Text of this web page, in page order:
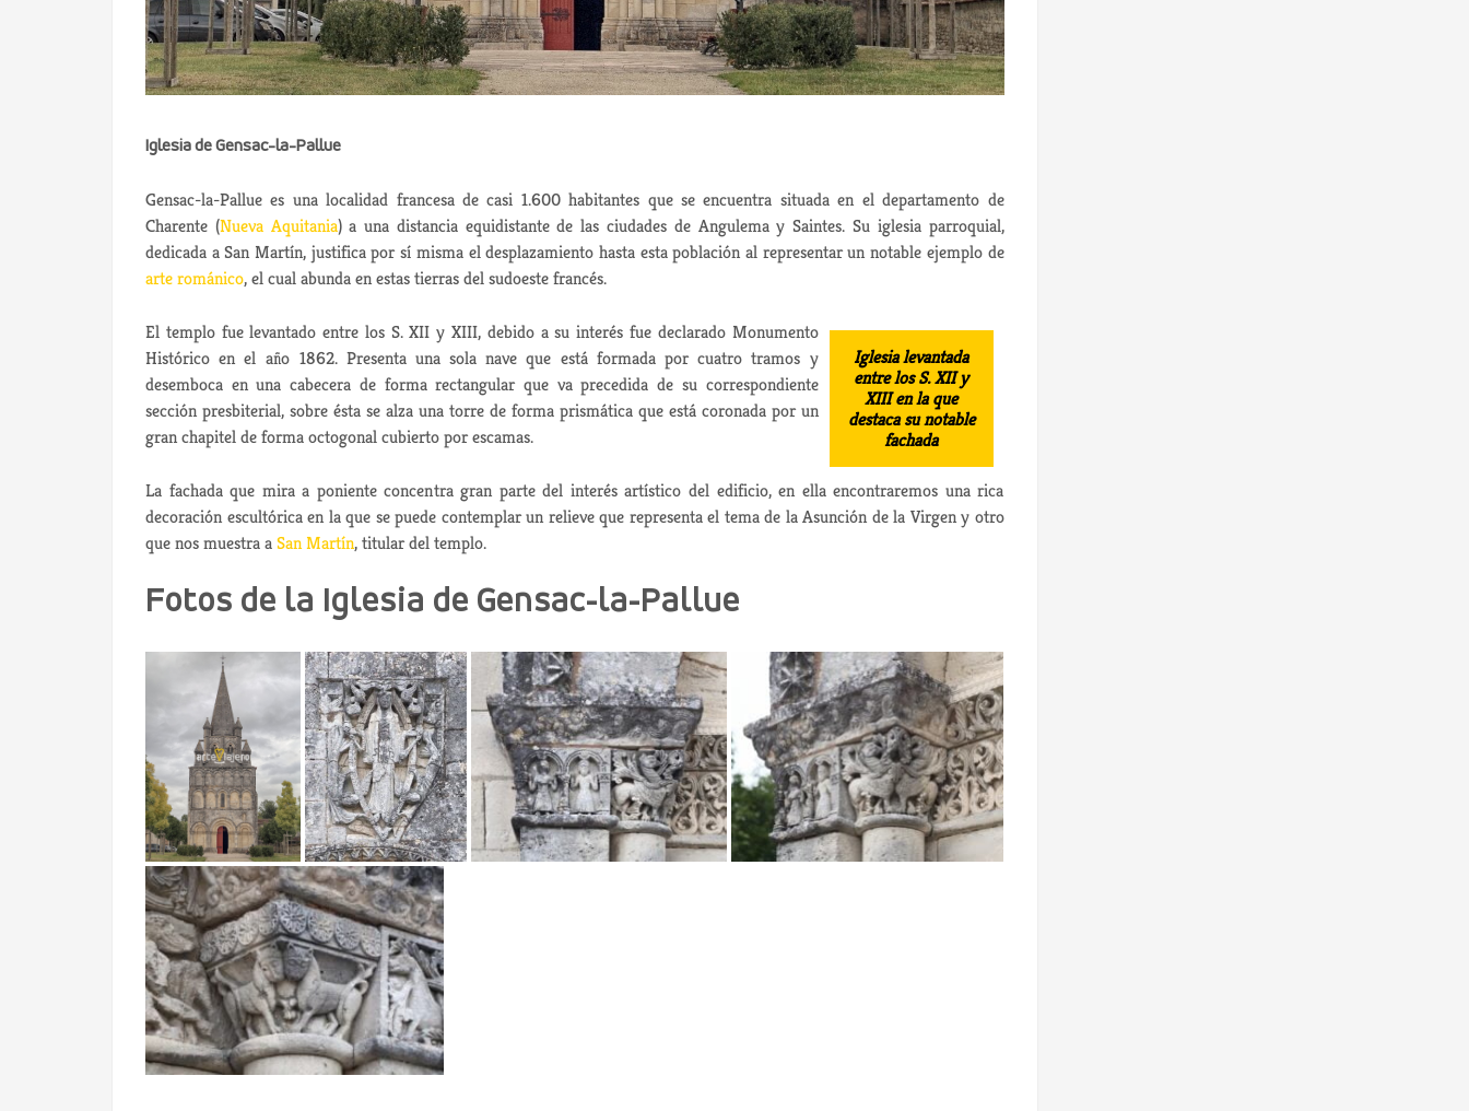
Iglesia de Gensac-la-Pallue
Gensac-la-Pallue es una localidad francesa de casi 1.600 habitantes que se encuentra situada en el departamento de
Charente (Nueva Aquitania) a una distancia equidistante de las ciudades de Angulema y Saintes. Su iglesia parroquial,
dedicada a San Martín, justifica por sí misma el desplazamiento hasta esta población al representar un notable ejemplo de
arte románico, el cual abunda en estas tierras del sudoeste francés.
El templo fue levantado entre los S. XII y XIII,
Iglesia levantada
entre los S. XII y
XIII en la que
destaca su notable
fachada
debido a su interés fue declarado Monumento
Histórico en el año 1862. Presenta una sola nave que está formada por cuatro tramos y
desemboca en una cabecera de forma rectangular que va precedida de su correspondiente
sección presbiterial, sobre ésta se alza una torre de forma prismática que está coronada por un
gran chapitel de forma octogonal cubierto por escamas.
La fachada que mira a poniente concentra gran parte del interés artístico del edificio, en ella encontraremos una rica
decoración escultórica en la que se puede contemplar un relieve que representa el tema de la Asunción de la Virgen y otro
que nos muestra aSan Martín, titular del templo.
Fotos de la Iglesia de Gensac-la-Pallue